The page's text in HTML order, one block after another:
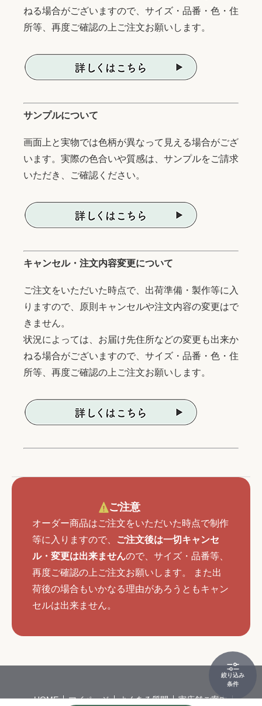
絞り込み
条件
ねる場合がございますので、サイズ・品番・色・住
所等、再度ご確認の上ご注文お願いします。
サンプルについて
画面上と実物では色柄が異なって見える場合がござ
います。実際の色合いや質感は、サンプルをご請求
いただき、ご確認ください。
キャンセル・注文内容変更について
ご注文をいただいた時点で、出荷準備・製作等に入
りますので、原則キャンセルや注文内容の変更はで
きません。
状況によっては、お届け先住所などの変更も出来か
ねる場合がございますので、サイズ・品番・色・住
所等、再度ご確認の上ご注文お願いします。
ご注意
オーダー商品はご注文をいただいた時点で制作
等に入りますので、
ご注文後は一切キャンセ
ル・変更は出来ませんので、サイズ・品番等、
再度ご確認の上ご注文お願いします。 また出
荷後の場合もいかなる理由があろうともキャン
セルは出来ません。
HOME マイページ よくある質問
実店舗ご案内